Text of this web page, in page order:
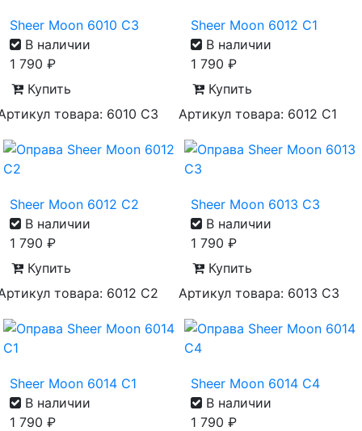
Sheer Moon 6010 С3
В наличии
1 790 ₽
Купить
товара: 6010 С3
Sheer Moon 6012 С1
В наличии
1 790 ₽
Купить
Артикул товара: 6012 С1
Sheer Moon 6012 С2
В наличии
1 790 ₽
Купить
товара: 6012 С2
Sheer Moon 6013 С3
В наличии
1 790 ₽
Купить
Артикул товара: 6013 С3
Sheer Moon 6014 С1
В наличии
1 790 ₽
Sheer Moon 6014 С4
В наличии
1 790 ₽